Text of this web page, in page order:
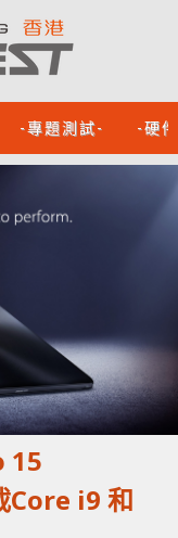
-專題測試- -硬
15
i9 和